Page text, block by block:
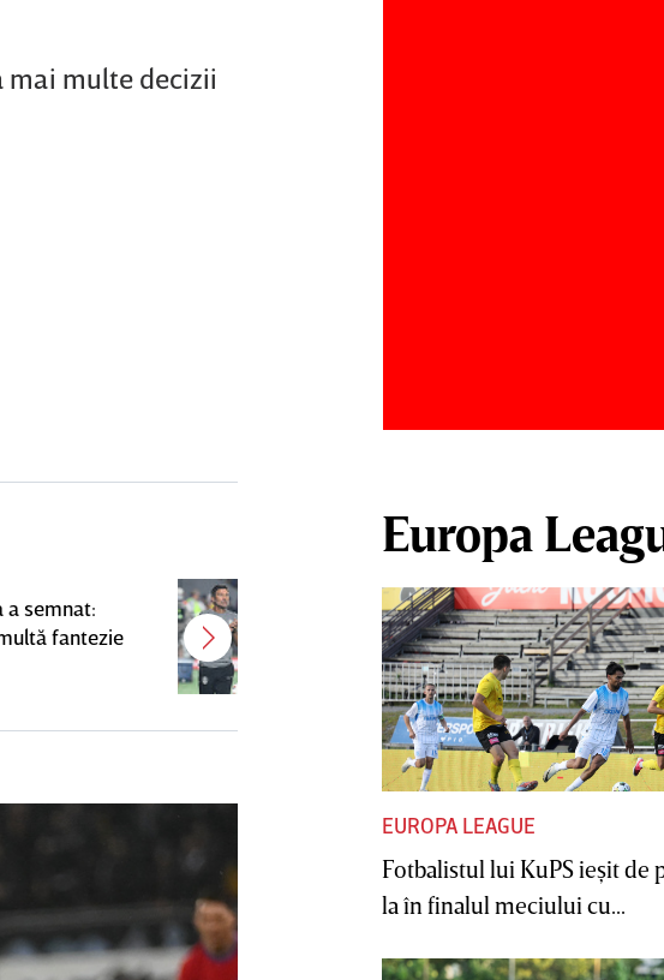
mai multe decizii
a semnat:
fantezie
Antonio Folha urmează să fie
demis! Încă un nume mare de la
CFR Cluj ar putea fi OUT
Europa
EUROPA LEAGUE
Fotbalistul lui KuPS ieşit de
la în finalul meciului cu...